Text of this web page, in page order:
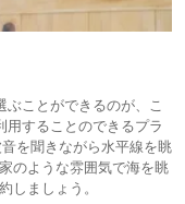
ことができるのが、こ
することのできるプラ
を聞きながら水平線を眺
のような雰囲気で海を眺
しましょう。